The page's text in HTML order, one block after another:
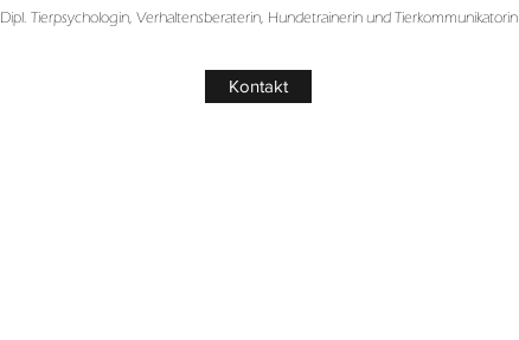
Dipl. Tierpsychologin, Verhaltensberaterin, Hundetrainerin und Tierkommunikatorin
Kontakt